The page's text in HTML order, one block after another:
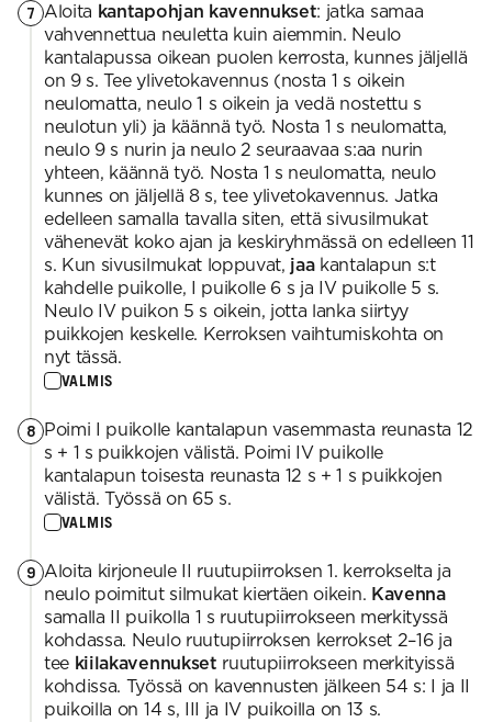
7 Aloita kantapohjan kavennukset: jatka samaa
vahvennettua neuletta kuin aiemmin. Neulo
kantalapussa oikean puolen kerrosta, kunnes jäljellä
on 9 s. Tee ylivetokavennus (nosta 1 s oikein
neulomatta, neulo 1 s oikein ja vedä nostettu s
neulotun yli) ja käännä työ. Nosta 1 s neulomatta,
neulo 9 s nurin ja neulo 2 seuraavaa s:aa nurin
yhteen, käännä työ. Nosta 1 s neulomatta, neulo
kunnes on jäljellä 8 s, tee ylivetokavennus. Jatka
edelleen samalla tavalla siten, että sivusilmukat
vähenevät koko ajan ja keskiryhmässä on edelleen 11
s. Kun sivusilmukat loppuvat, jaakantalapun s:t
kahdelle puikolle, I puikolle 6 s ja IV puikolle 5 s.
Neulo IV puikon 5 s oikein, jotta lanka siirtyy
puikkojen keskelle. Kerroksen vaihtumiskohta on
nyt tässä.
VALMIS
8 Poimi I puikolle kantalapun vasemmasta reunasta 12
s + 1 s puikkojen välistä. Poimi IV puikolle
kantalapun toisesta reunasta 12 s + 1 s puikkojen
välistä. Työssä on 65 s.
VALMIS
9 Aloita kirjoneule II ruutupiirroksen 1. kerrokselta ja
neulo poimitut silmukat kiertäen oikein. Kavenna
samalla II puikolla 1 s ruutupiirrokseen merkityssä
kohdassa. Neulo ruutupiirroksen kerrokset 2–16 ja
tee kiilakavennukset ruutupiirrokseen merkityissä
kohdissa. Työssä on kavennusten jälkeen 54 s: I ja II
puikoilla on 14 s, III ja IV puikoilla on 13 s.